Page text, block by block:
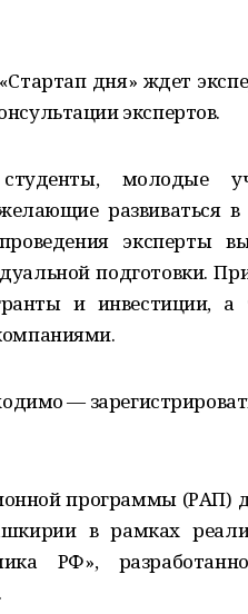
дня» ждет
экспертов.
молодые
развиваться в
эксперты
подготовки.
и инвестиции, а
—
программы (РАП)
в рамках
РФ»,